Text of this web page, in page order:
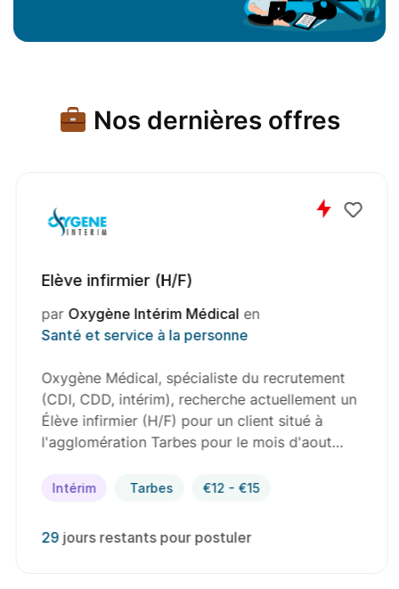
Nos dernières offres
Elève infirmier (H/F)
par Oxygène Intérim Médicalen
Santé et service à la personne
Oxygène Médical, spécialiste du recrutement
(CDI, CDD, intérim), recherche actuellement un
Élève infirmier (H/F) pour un client situé à
l'agglomération Tarbes pour le mois d'aout…
Intérim Tarbes €12 - €15
29 jours restants pour postuler